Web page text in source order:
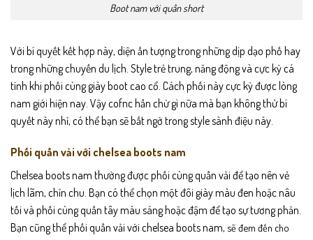
Boot nam với quần short
Với bí quyết kết hợp này, diện ấn tượng trong những dịp dạo phố hay
trong những chuyến du lịch. Style trẻ trung, năng động và cực kỳ cá
tính khi phối cùng giày boot cao cổ. Cách phối này cực kỳ được lòng
nam giới hiện nay. Vậy cofnc hần chừ gì nữa mà bạn không thử bí
quyết này nhỉ, có thể bạn sẽ bất ngờ trong style sành điệu này.
Phối quần vải với chelsea boots nam
Chelsea boots nam thường được phối cùng quần vải để tạo nên vẻ
lịch lãm, chỉn chu. Bạn có thể chọn một đôi giày màu đen hoặc nâu
tối và phối cùng quần tây màu sáng hoặc đậm để tạo sự tương phản.
Bạn cũng thểphối quần vải với chelsea boots nam, sẽ đem đến cho